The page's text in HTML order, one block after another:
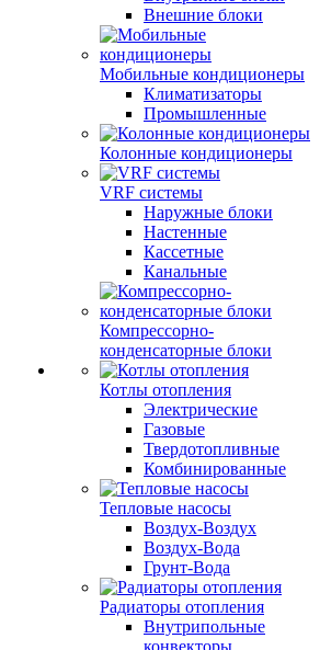
Внешние блоки
Мобильные кондиционеры
Климатизаторы
Промышленные
Колонные кондиционеры
VRF системы
Наружные блоки
Настенные
Кассетные
Канальные
Компрессорно-
конденсаторные блоки
Котлы отопления
Электрические
Газовые
Твердотопливные
Комбинированные
Тепловые насосы
Воздух-Воздух
Воздух-Вода
Грунт-Вода
Радиаторы отопления
Внутрипольные
конвекторы